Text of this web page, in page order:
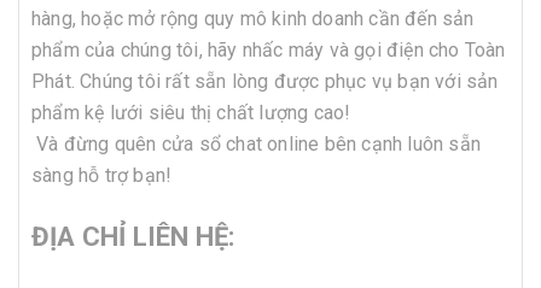
hàng, hoặc mở rộng quy mô kinh doanh cần đến sản
phẩm của chúng tôi, hãy nhấc máy và gọi điện cho Toàn
Phát. Chúng tôi rất sẵn lòng được phục vụ bạn với sản
phẩm kệ lưới siêu thị chất lượng cao!
Và đừng quên cửa sổ chat online bên cạnh luôn sẵn
sàng hỗ trợ bạn!
ĐỊA CHỈ LIÊN HỆ: